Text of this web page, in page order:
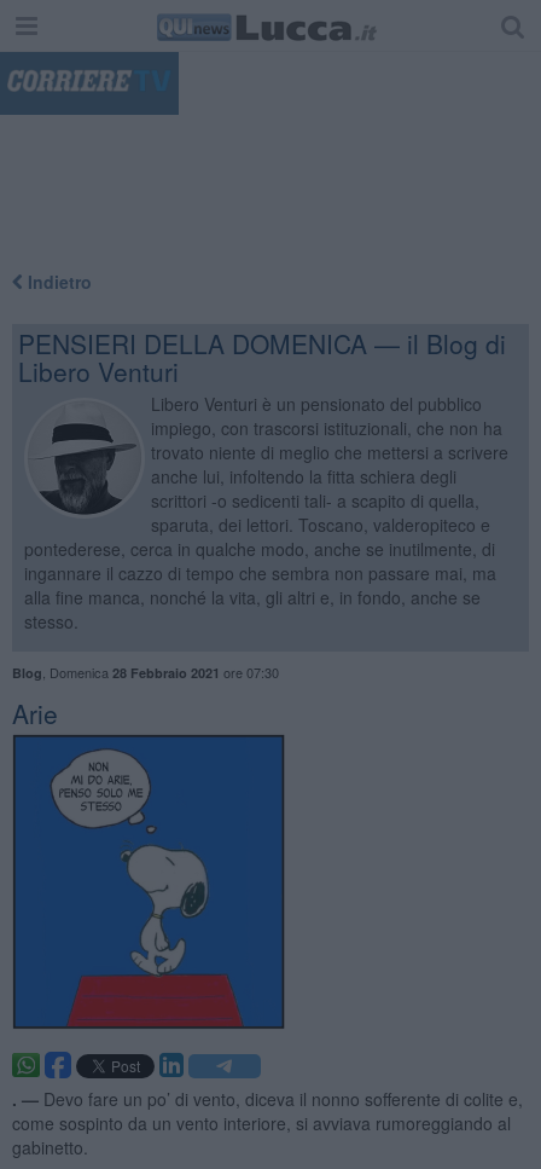
Indietro
PENSIERI DELLA DOMENICA — il Blog di
Libero Venturi
Libero Venturi è un pensionato del pubblico
impiego, con trascorsi istituzionali, che non ha
trovato niente di meglio che mettersi a scrivere
anche lui, infoltendo la fitta schiera degli
scrittori -o sedicenti tali- a scapito di quella,
sparuta, dei lettori. Toscano, valderopiteco e
pontederese, cerca in qualche modo, anche se inutilmente, di
ingannare il cazzo di tempo che sembra non passare mai, ma
alla fine manca, nonché la vita, gli altri e, in fondo, anche se
stesso.
Blog Domenica 28 Febbraio 2021 ore 07:30
Arie
. — Devo fare un po’ di vento, diceva il nonno sofferente di colite e,
come sospinto da un vento interiore, si avviava rumoreggiando al
gabinetto.